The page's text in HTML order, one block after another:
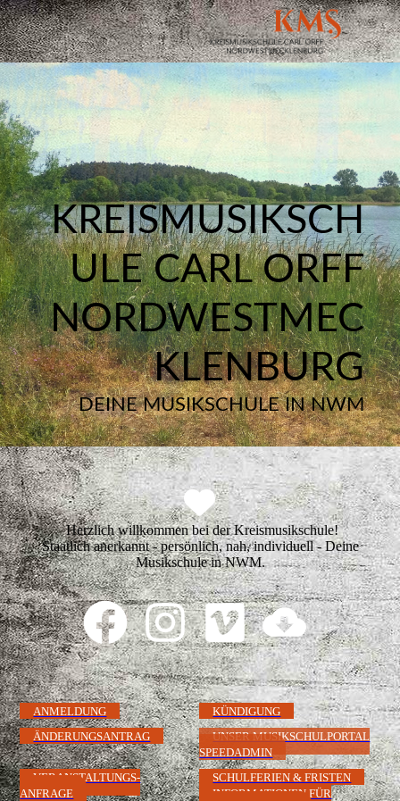
KREISMUSIKSCH
ULE CARL ORFF
NORDWESTMEC
KLENBURG
DEINE MUSIKSCHULE IN NWM
Herzlich willkommen bei der Kreismusikschule!
Staatlich anerkannt - persönlich, nah, individuell - Deine
Musikschule in NWM.
ANMELDUNG
KÜNDIGUNG
ÄNDERUNGSANTRAG
UNSER MUSIKSCHULPORTAL
SPEEDADMIN
VERANSTALTUNGS-
ANFRAGE
SCHULFERIEN & FRISTEN
INFORMATIONEN FÜR